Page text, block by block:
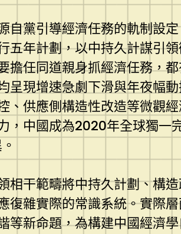
自黨引導經濟任務的軌制設
五年計劃，以中持久計謀引
擔任同道親身抓經濟任務，
現增速急劇下滑與年夜幅
、供應側構造性改造等微觀
，中國成為2020年全球獨一
相干範疇將中持久計劃、構
復雜實際的常識系統。實際
等新命題，為構建中國經濟